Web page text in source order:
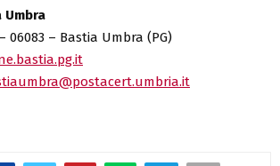
Umbra
06083 – Bastia Umbra (PG)